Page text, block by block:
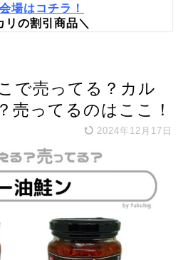
場はコチラ！
リの割引商品＼
で売ってる？カル
売ってるのはここ！
2024年12月17日